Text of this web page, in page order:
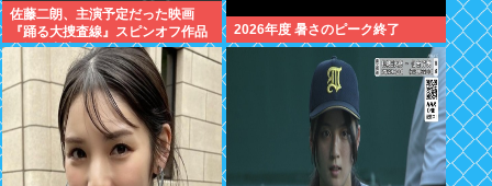
佐藤二朗、主演予定だった映画
『踊る大捜査線』スピンオフ作品
の撮影中止
2026年度 暑さのピーク終了